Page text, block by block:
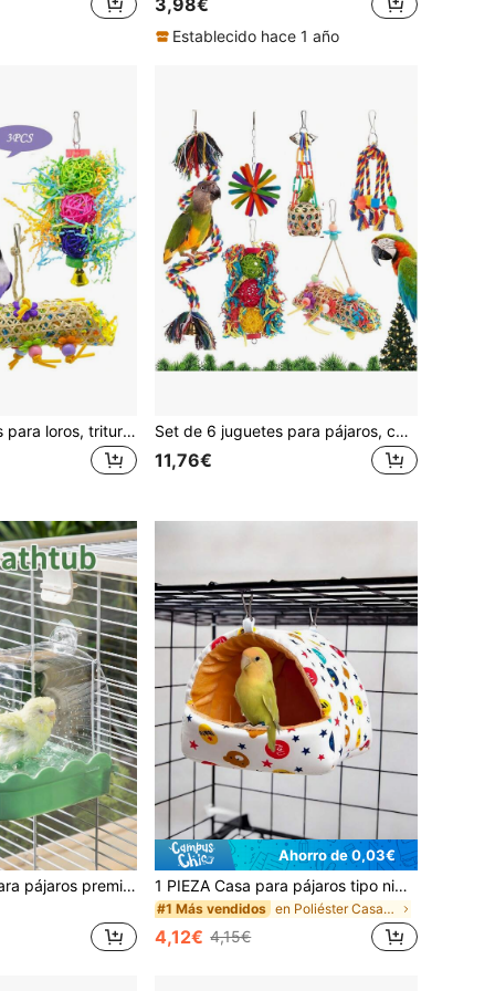
3,98€
Establecido hace 1 año
Set de 3 juguetes para loros, trituradora de papel con bolas de vid de colores, juguetes para masticar con estampado de tigre para aves grandes, decoraciones para jaula Set de 6 juguetes para pájaros, con cuerda de algodón para trepar, bola de mimbre colorida, ratán aleatorio, para loros pequeños/medianos para morder, triturar, masticar, decoración de jaula de loro, suministros para mascotas
11,76€
1 pieza Bañera para pájaros premium accesorio colgante universal para jaula, adecuado para loros, periquitos, canarios, diseño duradero transparente a prueba de salpicaduras y fugas fácil de limpiar, ideal para la higiene diaria, el aseo y el juego de pájaros en jaulas interiores, regalo perfecto para dueños de pájaros y entusiastas de las aves
Ahorro de 0,03€
1 PIEZA Casa para pájaros tipo nido de loro de 4 estaciones, diseño cómodo y duradero, hecha de materiales de alta calidad, espacio interior amplio para loros, accesorio de decoración y mascotas
#1 Más vendidos en Poliéster Casas y nidos para pájaros
4,12€ 4,15€